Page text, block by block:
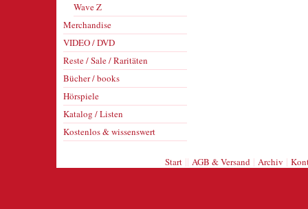
Wave Z
Merchandise
VIDEO / DVD
Reste / Sale / Raritäten
Bücher / books
Hörspiele
Katalog / Listen
Kostenlos & wissenswert
Start|| AGB & Versand| Archiv |